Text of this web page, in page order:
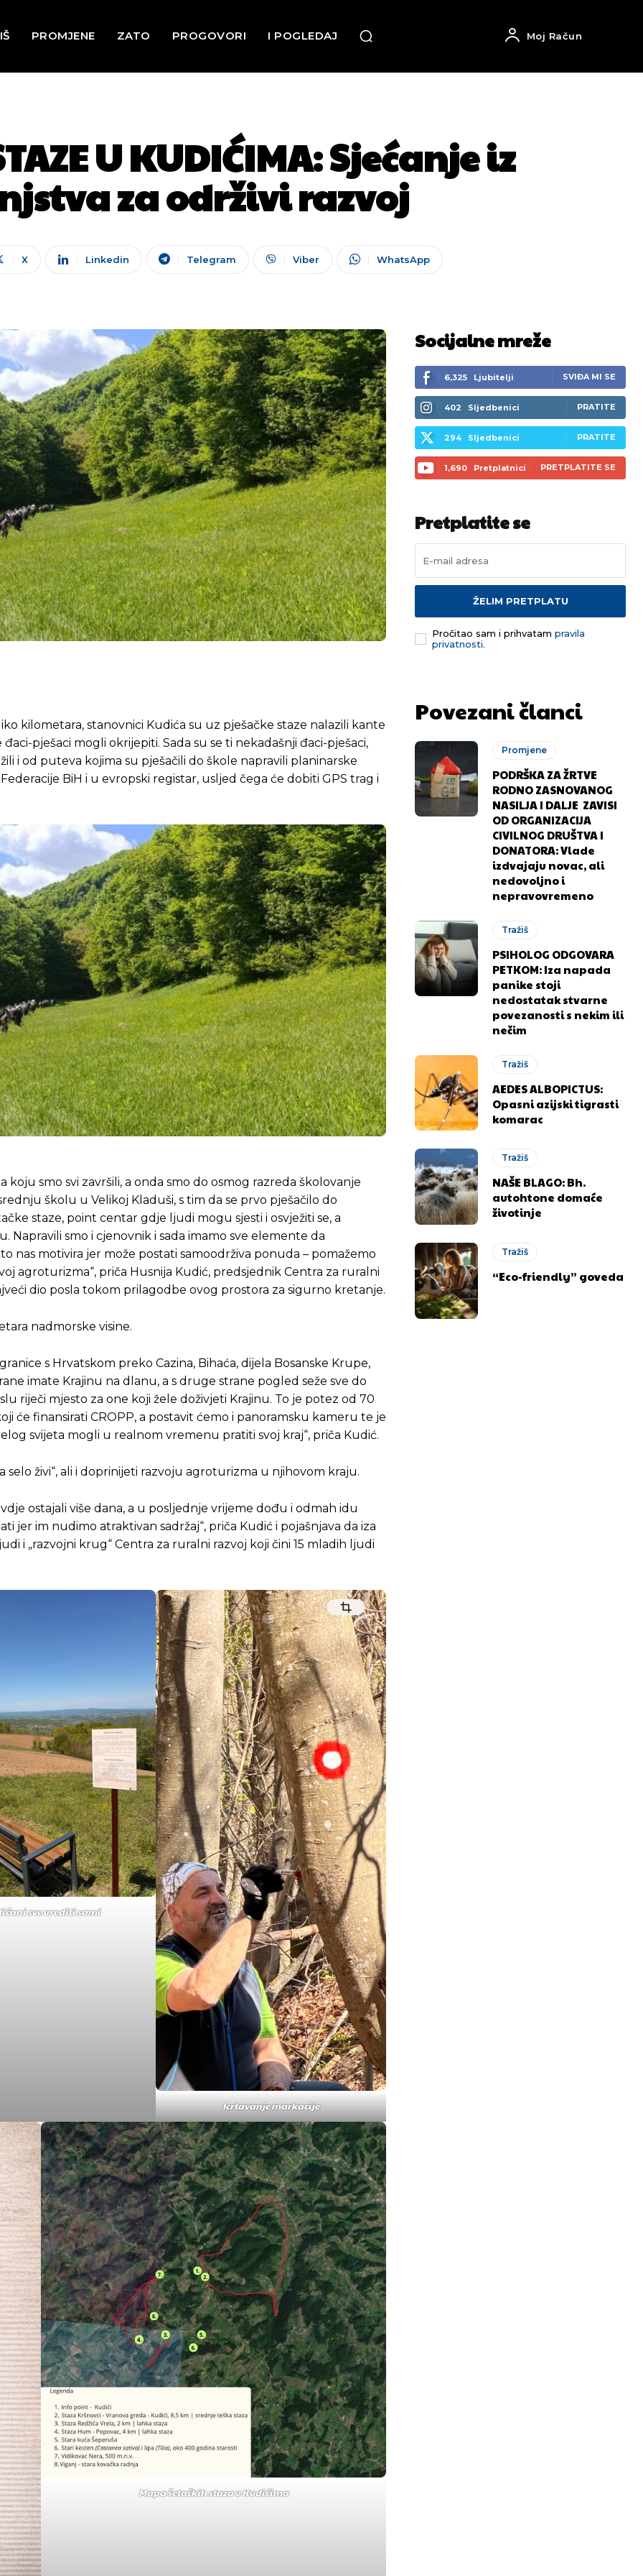
Pusti priču da živi!
Pusti priču da živi!
PROMJENE ZATO PROGOVORI I POGLEDAJ Moj Račun
U KUDIĆIMA: Sjećanje iz
za održivi razvoj
X Linkedin Telegram Viber WhatsApp
kilometara, stanovnici Kudića su uz pješačke staze nalazili kante
pješaci mogli okrijepiti. Sada su se ti nekadašnji đaci-pješaci,
i od puteva kojima su pješačili do škole napravili planinarske
BiH i u evropski registar, usljed čega će dobiti GPS trag i
smo svi završili, a onda smo do osmog razreda školovanje
školu u Velikoj Kladuši, s tim da se prvo pješačilo do
staze, point centar gdje ljudi mogu sjesti i osvježiti se, a
smo i cjenovnik i sada imamo sve elemente da
nas motivira jer može postati samoodrživa ponuda – pomažemo
agroturizma“, priča Husnija Kudić, predsjednik Centra za ruralni
dio posla tokom prilagodbe ovog prostora za sigurno kretanje.
nadmorske visine.
s Hrvatskom preko Cazina, Bihaća, dijela Bosanske Krupe,
imate Krajinu na dlanu, a s druge strane pogled seže sve do
riječi mjesto za one koji žele doživjeti Krajinu. To je potez od 70
će finansirati CROPP, a postavit ćemo i panoramsku kameru te je
svijeta mogli u realnom vremenu pratiti svoj kraj“, priča Kudić.
selo živi“, ali i doprinijeti razvoju agroturizma u njihovom kraju.
ostajali više dana, a u posljednje vrijeme dođu i odmah idu
jer im nudimo atraktivan sadržaj“, priča Kudić i pojašnjava da iza
i „razvojni krug“ Centra za ruralni razvoj koji čini 15 mladih ljudi
sve uredili sami
Icrtavanje markacije
Mapa šetačkih staza u Kudićima
Socijalne mreže
6,325 Ljubitelji SVIĐA MI SE
402 Sljedbenici PRATITE
294 Sljedbenici PRATITE
1,690 Pretplatnici PRETPLATITE SE
Pretplatite se
ŽELIM PRETPLATU
Pročitao sam i prihvatam pravila
privatnosti.
Povezani članci
Promjene
PODRŠKA ZA ŽRTVE
RODNO ZASNOVANOG
NASILJA I DALJE ZAVISI
OD ORGANIZACIJA
CIVILNOG DRUŠTVA I
DONATORA: Vlade
izdvajaju novac, ali
nedovoljno i
nepravovremeno
Tražiš
PSIHOLOG ODGOVARA
PETKOM: Iza napada
panike stoji
nedostatak stvarne
povezanosti s nekim ili
nečim
Tražiš
AEDES ALBOPICTUS:
Opasni azijski tigrasti
komarac
Tražiš
NAŠE BLAGO: Bh.
autohtone domaće
životinje
Tražiš
“Eco-friendly” goveda